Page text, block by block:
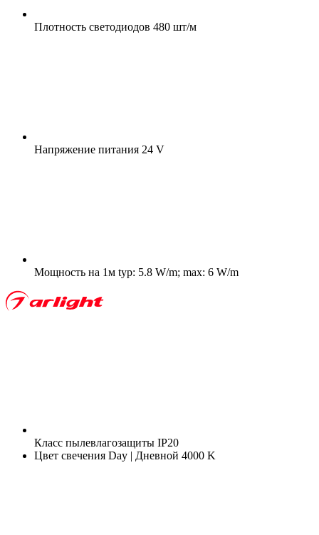
Плотность светодиодов 480 шт/м
Напряжение питания 24 V
Мощность на 1м typ: 5.8 W/m; max: 6 W/m
Класс пылевлагозащиты IP20
Цвет свечения Day | Дневной 4000 K